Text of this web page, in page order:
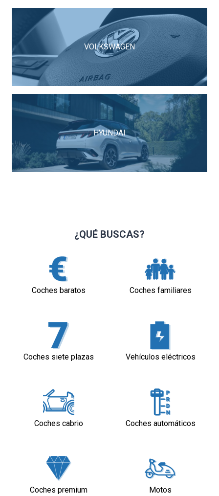
VOLKSWAGEN
HYUNDAI
¿QUÉ BUSCAS?
Coches baratos Coches familiares
Coches siete plazas Vehículos eléctricos
Coches cabrio Coches automáticos
Coches premium Motos